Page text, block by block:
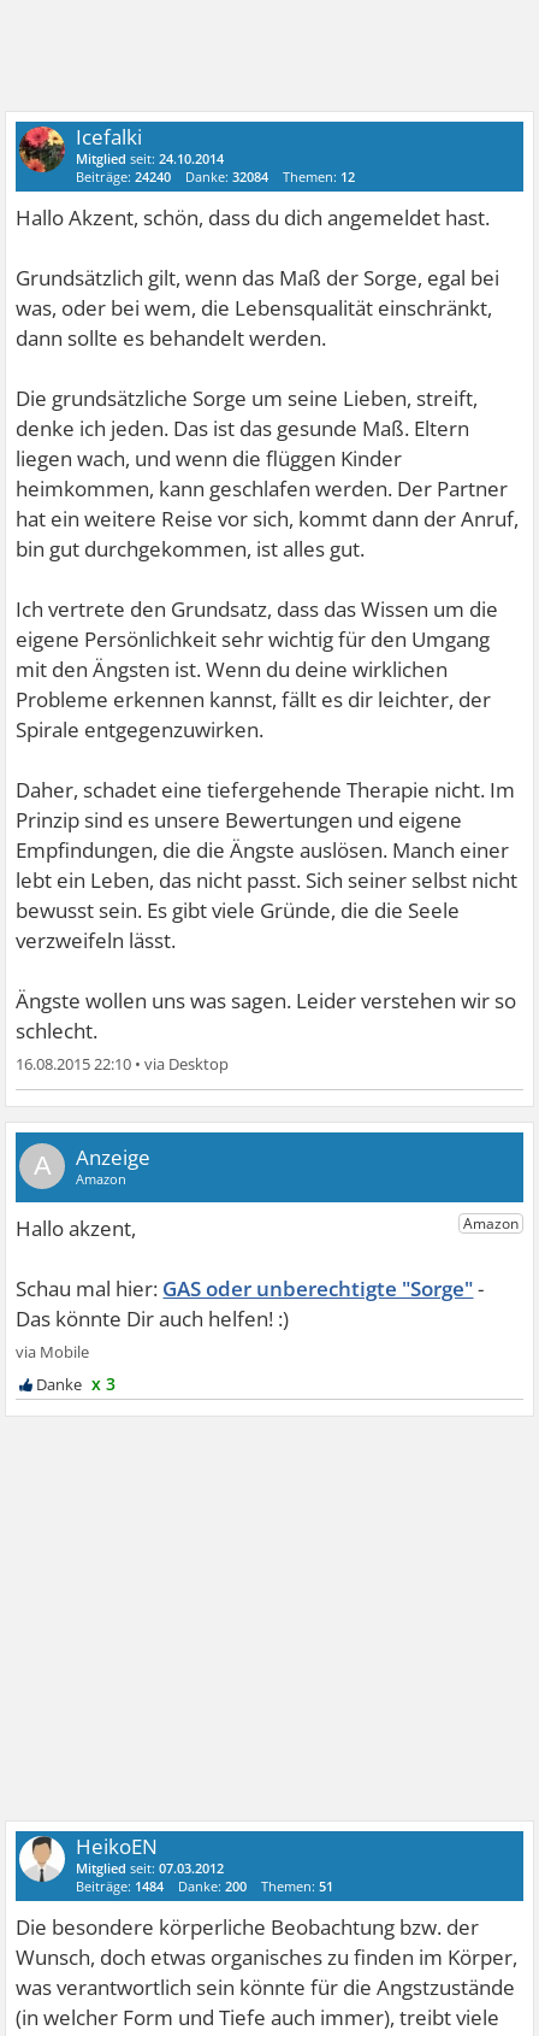
Icefalki
Mitglied seit:24.10.2014
Beiträge:24240 Danke:32084 Themen: 12
Hallo Akzent, schön, dass du dich angemeldet hast.
Grundsätzlich gilt, wenn das Maß der Sorge, egal bei
was, oder bei wem, die Lebensqualität einschränkt,
dann sollte es behandelt werden.
Die grundsätzliche Sorge um seine Lieben, streift,
denke ich jeden. Das ist das gesunde Maß. Eltern
liegen wach, und wenn die flüggen Kinder
heimkommen, kann geschlafen werden. Der Partner
hat ein weitere Reise vor sich, kommt dann der Anruf,
bin gut durchgekommen, ist alles gut.
Ich vertrete den Grundsatz, dass das Wissen um die
eigene Persönlichkeit sehr wichtig für den Umgang
mit den Ängsten ist. Wenn du deine wirklichen
Probleme erkennen kannst, fällt es dir leichter, der
Spirale entgegenzuwirken.
Daher, schadet eine tiefergehende Therapie nicht. Im
Prinzip sind es unsere Bewertungen und eigene
Empfindungen, die die Ängste auslösen. Manch einer
lebt ein Leben, das nicht passt. Sich seiner selbst nicht
bewusst sein. Es gibt viele Gründe, die die Seele
verzweifeln lässt.
Ängste wollen uns was sagen. Leider verstehen wir so
schlecht.
16.08.2015 22:10 •
A
GAS oder unberechtigte "Sorge"
x 3
HeikoEN
Mitglied seit:07.03.2012
Beiträge: 1484 Danke:200 Themen:51
Die besondere körperliche Beobachtung bzw. der
Wunsch, doch etwas organisches zu finden im Körper,
was verantwortlich sein könnte für die Angstzustände
(in welcher Form und Tiefe auch immer), treibt viele